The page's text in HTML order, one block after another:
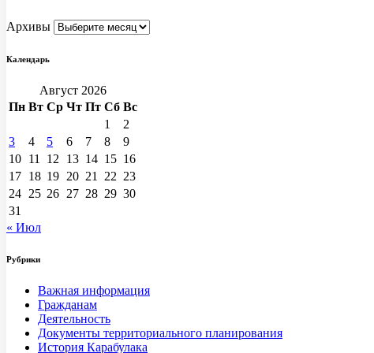
Архивы
Календарь
Август 2026
Пн Вт Ср Чт Пт Сб Вс
1
2
3
4 5 6 7 8
9
10 11 12 13 14 15 16
17 18 19 20 21 22 23
24 25 26 27 28 29 30
31
« Июл
Рубрики
Важная информация
Гражданам
Деятельность
Документы территориального планирования
История Карабулака